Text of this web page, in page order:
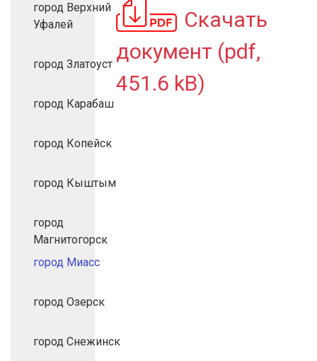
город Верхний
Уфалей
город Златоуст
город Карабаш
город Копейск
город Кыштым
город
Магнитогорск
город Миасс
город Озерск
город Снежинск
Скачать
документ (pdf,
451.6 kB)